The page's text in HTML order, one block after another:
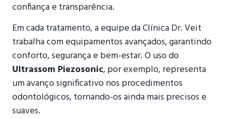
confiança e transparência.
Em cada tratamento, a equipe da Clínica Dr. Veit
trabalha com equipamentos avançados, garantindo
conforto, segurança e bem-estar. O uso do
Ultrassom Piezosonic, por exemplo, representa
um avanço significativo nos procedimentos
odontológicos, tornando-os ainda mais precisos e
suaves.